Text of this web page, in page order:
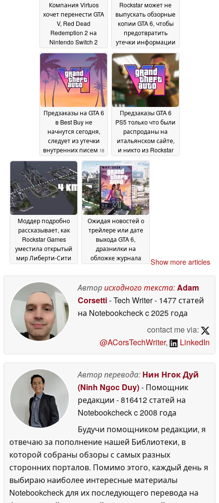
Компания Virtuos
хочет перенести GTA
V, Red Dead
Redemption 2 на
Nintendo Switch 2
после успеха L.A.
Noire
20 May 2026
Rockstar может не
выпускать обзорные
копии GTA 6, чтобы
предотвратить
утечки информации
перед запуском19
May 2026
Предзаказы на GTA 6
в Best Buy не
начнутся сегодня,
следует из утечки
внутренних писем 18
May 2026
Предзаказы GTA 6
PS5 только что были
распроданы на
итальянском сайте,
и никто из Rockstar
не сказал ни слова
May 2026
Моддер подробно
рассказывает, как
Rockstar Games
уместила открытый
мир Либерти-Сити
Ожидая новостей о
трейлере или дате
выхода GTA 6,
дразнилки на
обложке журнала
Show more articles
Авторисходного текста:Adam
Corsetti- Tech Writer- 1477 статей
на Notebookcheckc 2025 года
contact me via:
@ACorsTechWriter, LinkedIn
Автор перевода: Нин Нгок Дуй
(Ninh Ngoc Duy)- Помощник
редакции - 816412 статей на
Notebookcheckc 2008 года
Будучи помощником редакции, я
отвечаю за пополнение нашей Библиотеки, в
которой собраны обзоры с самых разных
сторонних порталов. Помимо этого, каждый день я
выбираю наиболее интересные материалы
Notebookcheck для их последующего перевода на